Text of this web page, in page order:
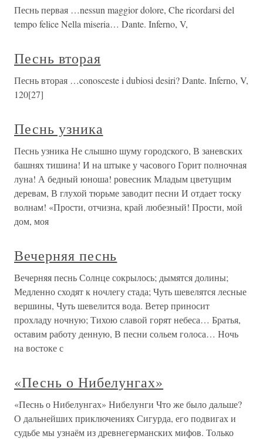
Песнь первая …nessun maggior dolore, Che ricordarsi del
tempo felice Nella miseria… Dante. Inferno, V,
Песнь вторая
Песнь вторая …conosceste i dubiosi desiri? Dante. Inferno, V,
120[27]
Песнь узника
Песнь узника Не слышно шуму городского, В заневских
башнях тишина! И на штыке у часового Горит полночная
луна! А бедный юноша! ровесник Младым цветущим
деревам, В глухой тюрьме заводит песни И отдает тоску
волнам! «Прости, отчизна, край любезный! Прости, мой
дом, моя
Вечерняя песнь
Вечерняя песнь Солнце сокрылось; дымятся долины;
Медленно сходят к ночлегу стада; Чуть шевелятся лесные
вершины, Чуть шевелится вода. Ветер приносит
прохладу ночную; Тихою славой горят небеса… Братья,
оставим работу денную, В песни сольем голоса… Ночь
на востоке с
«Песнь о Нибелунгах»
«Песнь о Нибелунгах» Нибелунги Что же было дальше?
О дальнейших приключениях Сигурда, его подвигах и
судьбе мы узнаём из древнегерманских мифов. Только